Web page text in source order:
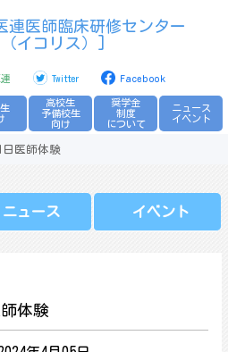
to
連医師臨床研修センター
イコリス）]
Twitter Facebook
高校生
予備校生
向け
奨学金
制度
について
ニュース
イベント
日医師体験
ニュース イベント
体験